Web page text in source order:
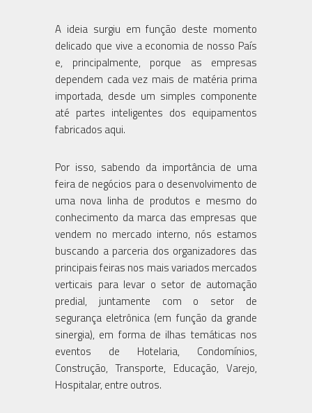
A ideia surgiu em função deste momento
delicado que vive a economia de nosso País
e, principalmente, porque as empresas
dependem cada vez mais de matéria prima
importada, desde um simples componente
até partes inteligentes dos equipamentos
fabricados aqui.
Por isso, sabendo da importância de uma
feira de negócios para o desenvolvimento de
uma nova linha de produtos e mesmo do
conhecimento da marca das empresas que
vendem no mercado interno, nós estamos
buscando a parceria dos organizadores das
principais feiras nos mais variados mercados
verticais para levar o setor de automação
predial, juntamente com o setor de
segurança eletrônica (em função da grande
sinergia), em forma de ilhas temáticas nos
eventos de Hotelaria, Condomínios,
Construção, Transporte, Educação, Varejo,
Hospitalar, entre outros.